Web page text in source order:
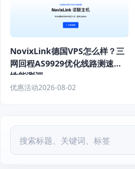
NovixLink德国VPS怎么样？三
网回程AS9929优化线路测速与
性能测评
优惠活动2026-08-02